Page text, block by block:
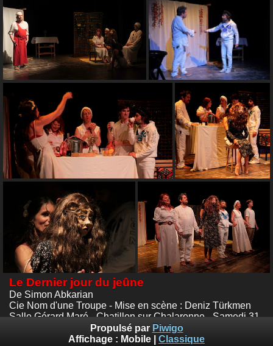
Le Dernier jour du jeûne
De Simon Abkarian
Cie Nom d'une Troupe - Mise en scène : Deniz Türkmen
Salle Gérard Maré - Chatillon sur Chalaronne - Samedi 31
© Emile Zeizig
Propulsé par Piwigo
Affichage : Mobile Classique